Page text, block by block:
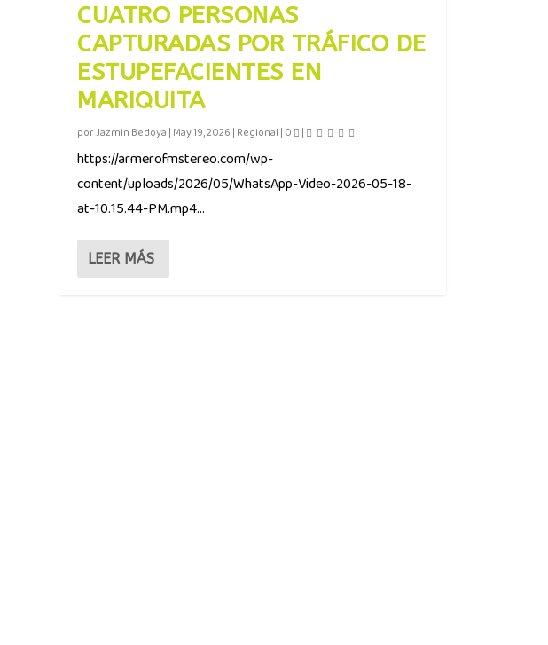
CUATRO PERSONAS
CAPTURADAS POR TRÁFICO DE
ESTUPEFACIENTES EN
MARIQUITA
porJazmin Bedoya | May 19, 2026 | Regional | 0 |
https://armerofmstereo.com/wp-
content/uploads/2026/05/WhatsApp-Video-2026-05-18-
at-10.15.44-PM.mp4...
LEER MÁS